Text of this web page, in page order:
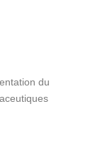
du